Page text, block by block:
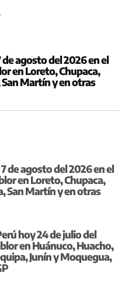
de agosto del 2026 en el
en Loreto, Chupaca,
Martín y en otras
de agosto del 2026 en el
en Loreto, Chupaca,
San Martín y en otras
hoy 24 de julio del
en Huánuco, Huacho,
Junín y Moquegua,